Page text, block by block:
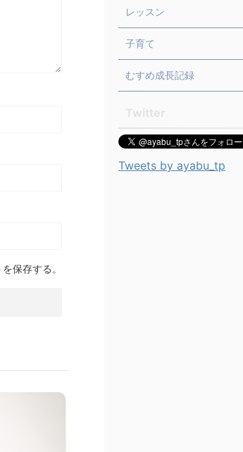
保存する。
レッスン
子育て
むすめ成長記録
Tweets by ayabu_tp